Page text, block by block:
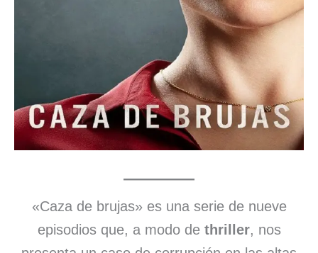
«Caza de brujas» es una serie de nueve
episodios que, a modo de thriller, nos